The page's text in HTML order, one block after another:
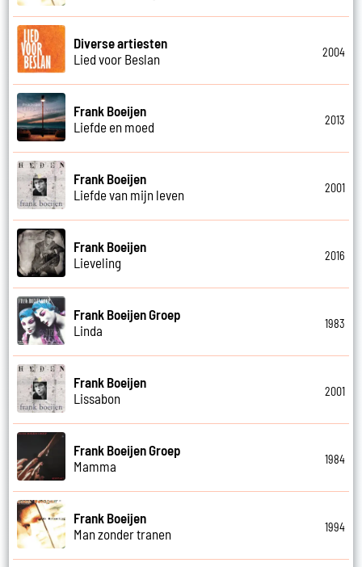
Diverse artiesten
Lied voor Beslan
2004
Frank Boeijen
Liefde en moed
2013
Frank Boeijen
Liefde van mijn leven
2001
Frank Boeijen
Lieveling
2016
Frank Boeijen Groep
Linda
1983
Frank Boeijen
Lissabon
2001
Frank Boeijen Groep
Mamma
1984
Frank Boeijen
Man zonder tranen
1994